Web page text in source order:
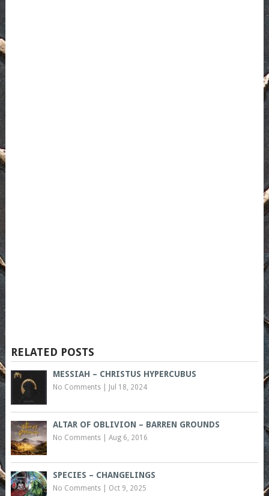
RELATED POSTS
MESSIAH – CHRISTUS HYPERCUBUS
No Comments| Jul 18, 2024
ALTAR OF OBLIVION – BARREN GROUNDS
No Comments| Aug 6, 2016
SPECIES – CHANGELINGS
No Comments| Oct 9, 2025